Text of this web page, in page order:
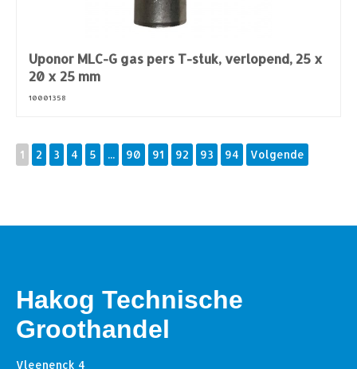
Uponor MLC-G gas pers T-stuk, verlopend, 25 x
20 x 25 mm
10001358
1 2 3 4 5 ... 90 91 92 93 94 Volgende
Hakog Technische
Groothandel
Vleenenck 4